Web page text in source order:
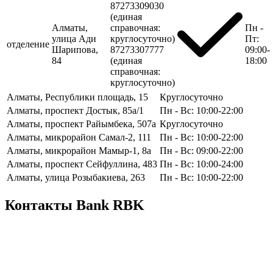
отделение
Алматы,
улица Ади
Шарипова,
84
87273309030
(единая
справочная:
круглосуточно)
87273307777
(единая
справочная:
круглосуточно)
Пн -
Пт:
09:00-
18:00
Алматы, Республики площадь, 15
Круглосуточно
Алматы, проспект Достык, 85а/1
Пн - Вс: 10:00-22:00
Алматы, проспект Райымбека, 507а Круглосуточно
Алматы, микрорайон Самал-2, 111
Пн - Вс: 10:00-22:00
Алматы, микрорайон Мамыр-1, 8а
Пн - Вс: 09:00-22:00
Алматы, проспект Сейфуллина, 483 Пн - Вс: 10:00-24:00
Алматы, улица Розыбакиева, 263
Пн - Вс: 10:00-22:00
Контакты Bank RBK